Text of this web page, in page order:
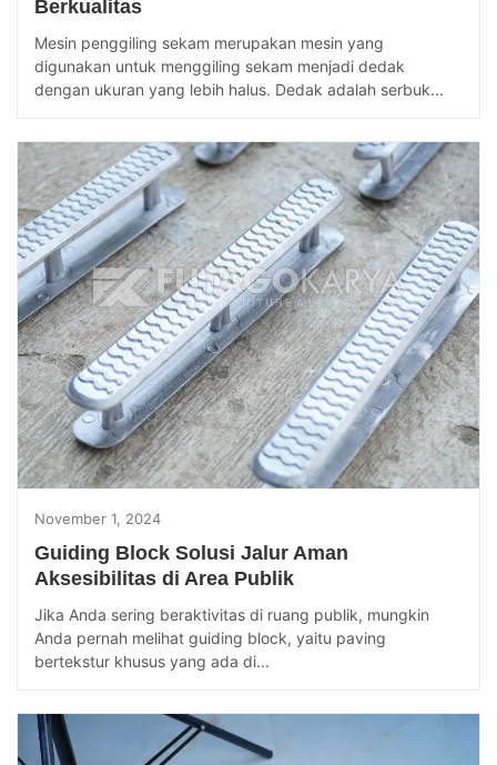
Berkualitas
Mesin penggiling sekam merupakan mesin yang
digunakan untuk menggiling sekam menjadi dedak
dengan ukuran yang lebih halus. Dedak adalah serbuk...
November 1, 2024
Guiding Block Solusi Jalur Aman
Aksesibilitas di Area Publik
Jika Anda sering beraktivitas di ruang publik, mungkin
Anda pernah melihat guiding block, yaitu paving
bertekstur khusus yang ada di...